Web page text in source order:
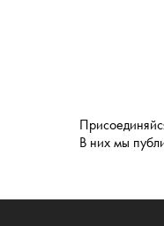
В них мы